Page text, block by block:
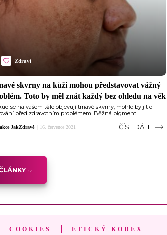
Zdraví
skvrny na kůži mohou představovat vážný
Toto by měl znát každý bez ohledu na věk
se na vašem těle objevují tmavé skvrny, mohlo by jít o
před zdravotním problémem. Běžná pigment...
JakZdravě 16. července 2021 ČÍST DÁLE
COOKIES ETICKÝ KODEX